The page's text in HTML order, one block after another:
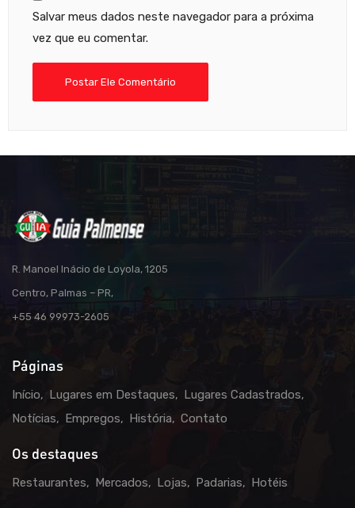
Salvar meus dados neste navegador para a próxima
vez que eu comentar.
R. Manoel Inácio de Loyola, 1205
Centro, Palmas – PR,
+55 46 99973-2605
Páginas
Início Lugares em Destaques
Lugares Cadastrados
Notícias
Empregos História Contato
Os destaques
Restaurantes Mercados Lojas Padarias Hotéis